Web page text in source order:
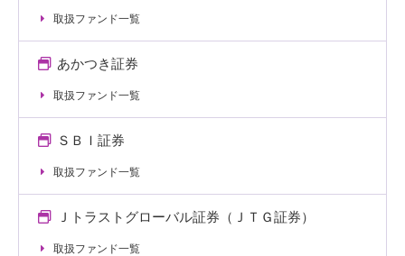
取扱ファンド一覧
あかつき証券
取扱ファンド一覧
ＳＢＩ証券
取扱ファンド一覧
Ｊトラストグローバル証券（ＪＴＧ証券）
取扱ファンド一覧